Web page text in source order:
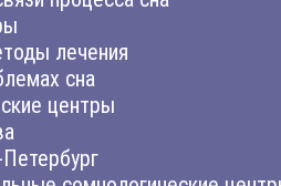
лечения
сна
центры